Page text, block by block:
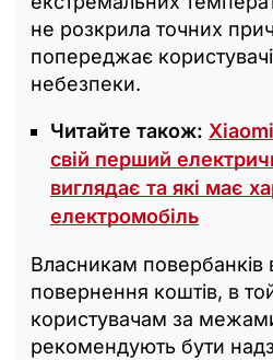
не розкрила точних
попереджає
небезпеки.
Читайте також:
свій перший
виглядає та які має
електромобіль
Власникам повербанків
повернення коштів, в
користувачам за
рекомендують бути